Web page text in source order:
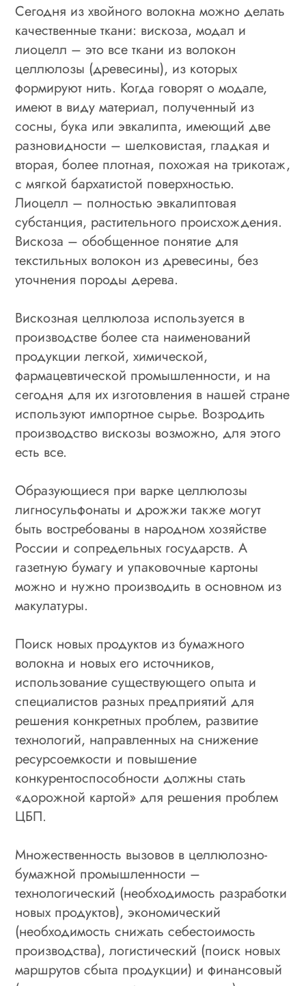
Сегодня из хвойного волокна можно делать
качественные ткани: вискоза, модал и
лиоцелл – это все ткани из волокон
целлюлозы (древесины), из которых
формируют нить. Когда говорят о модале,
имеют в виду материал, полученный из
сосны, бука или эвкалипта, имеющий две
разновидности – шелковистая, гладкая и
вторая, более плотная, похожая на трикотаж,
с мягкой бархатистой поверхностью.
Лиоцелл – полностью эвкалиптовая
субстанция, растительного происхождения.
Вискоза – обобщенное понятие для
текстильных волокон из древесины, без
уточнения породы дерева.
Вискозная целлюлоза используется в
производстве более ста наименований
продукции легкой, химической,
фармацевтической промышленности, и на
сегодня для их изготовления в нашей стране
используют импортное сырье. Возродить
производство вискозы возможно, для этого
есть все.
Образующиеся при варке целлюлозы
лигносульфонаты и дрожжи также могут
быть востребованы в народном хозяйстве
России и сопредельных государств. А
газетную бумагу и упаковочные картоны
можно и нужно производить в основном из
макулатуры.
Поиск новых продуктов из бумажного
волокна и новых его источников,
использование существующего опыта и
специалистов разных предприятий для
решения конкретных проблем, развитие
технологий, направленных на снижение
ресурсоемкости и повышение
конкурентоспособности должны стать
«дорожной картой» для решения проблем
ЦБП.
Множественность вызовов в целлюлозно-
бумажной промышленности –
технологический (необходимость разработки
новых продуктов), экономический
(необходимость снижать себестоимость
производства), логистический (поиск новых
маршрутов сбыта продукции) и финансовый